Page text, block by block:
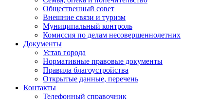
Общественный совет
Внешние связи и туризм
Муниципальный контроль
Комиссия по делам несовершеннолетних
Документы
Устав города
Нормативные правовые документы
Правила благоустройства
Открытые данные, перечень
Контакты
Телефонный справочник